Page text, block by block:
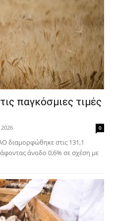
παγκόσμιες τιμές
0
διαμορφώθηκε στις 131,1
άνοδο 0,6% σε σχέση με